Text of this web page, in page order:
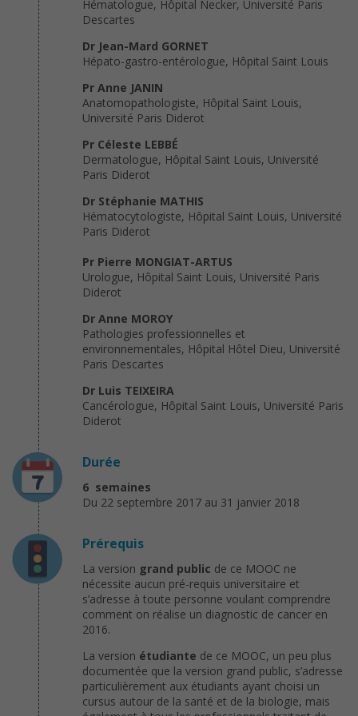
Hématologue, Hôpital Necker, Université Paris
Descartes
Dr Jean-Mard GORNET
Hépato-gastro-entérologue, Hôpital Saint Louis
Pr Anne JANIN
Anatomopathologiste, Hôpital Saint Louis,
Université Paris Diderot
Pr Céleste LEBBÉ
Dermatologue, Hôpital Saint Louis, Université
Paris Diderot
Dr Stéphanie MATHIS
Hématocytologiste, Hôpital Saint Louis, Université
Paris Diderot
Pr Pierre MONGIAT-ARTUS
Urologue, Hôpital Saint Louis, Université Paris
Diderot
Dr Anne MOROY
Pathologies professionnelles et
environnementales, Hôpital Hôtel Dieu, Université
Paris Descartes
Dr Luis TEIXEIRA
Cancérologue, Hôpital Saint Louis, Université Paris
Diderot
Durée
6 semaines
Du 22 septembre 2017 au 31 janvier 2018
Prérequis
La version grand public de ce MOOC ne
nécessite aucun pré-requis universitaire et
s’adresse à toute personne voulant comprendre
comment on réalise un diagnostic de cancer en
2016.
La version étudiante de ce MOOC, un peu plus
documentée que la version grand public, s’adresse
particulièrement aux étudiants ayant choisi un
cursus autour de la santé et de la biologie, mais